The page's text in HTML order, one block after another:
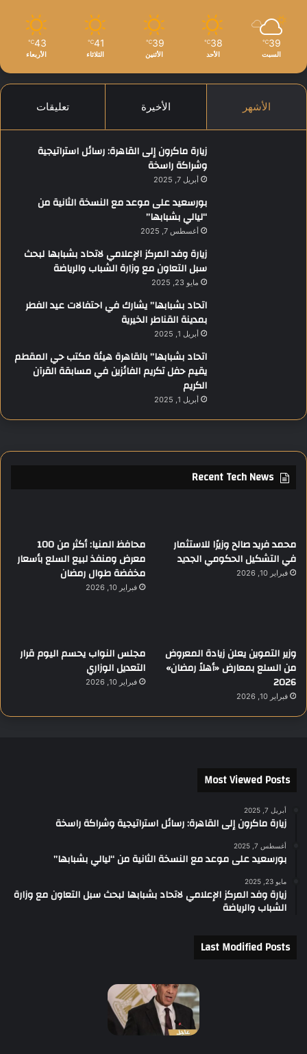
39
℃
السبت
38
℃
الأحد
39
℃
الأثنين
41
℃
الثلاثاء
43
℃
الأربعاء
الأشهر الأخيرة تعليقات
زيارة ماكرون إلى القاهرة: رسائل استراتيجية
وشراكة راسخة
أبريل 7, 2025
بورسعيد على موعد مع النسخة الثانية من
“ليالي بشبابها”
أغسطس 7, 2025
زيارة وفد المركز الإعلامي لاتحاد بشبابها لبحث
سبل التعاون مع وزارة الشباب والرياضة
مايو 23, 2025
اتحاد بشبابها” يشارك في احتفالات عيد الفطر
بمدينة القناطر الخيرية
أبريل 1, 2025
اتحاد بشبابها” بالقاهرة هيئة مكتب حي المقطم
يقيم حفل تكريم الفائزين في مسابقة القرآن
الكريم
أبريل 1, 2025
Recent Tech News
محمد فريد صالح وزيرًا للاستثمار
في التشكيل الحكومي الجديد
فبراير 10, 2026
محافظ المنيا: أكثر من 100
معرض ومنفذ لبيع السلع بأسعار
مخفضة طوال رمضان
فبراير 10, 2026
وزير التموين يعلن زيادة المعروض
من السلع بمعارض «أهلاً رمضان»
2026
فبراير 10, 2026
مجلس النواب يحسم اليوم قرار
التعديل الوزاري
فبراير 10, 2026
Most Viewed Posts
أبريل 7, 2025
زيارة ماكرون إلى القاهرة: رسائل استراتيجية وشراكة راسخة
أغسطس 7, 2025
بورسعيد على موعد مع النسخة الثانية من “ليالي بشبابها”
مايو 23, 2025
زيارة وفد المركز الإعلامي لاتحاد بشبابها لبحث سبل التعاون مع وزارة
الشباب والرياضة
Last Modified Posts